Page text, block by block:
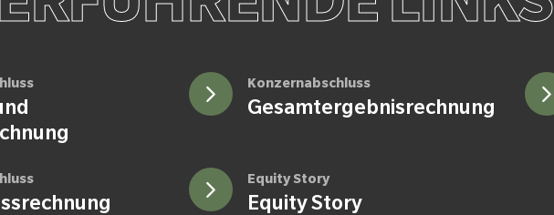
Konzernabschluss
Gesamtergebnisrechnung
Equity Story
Equity Story